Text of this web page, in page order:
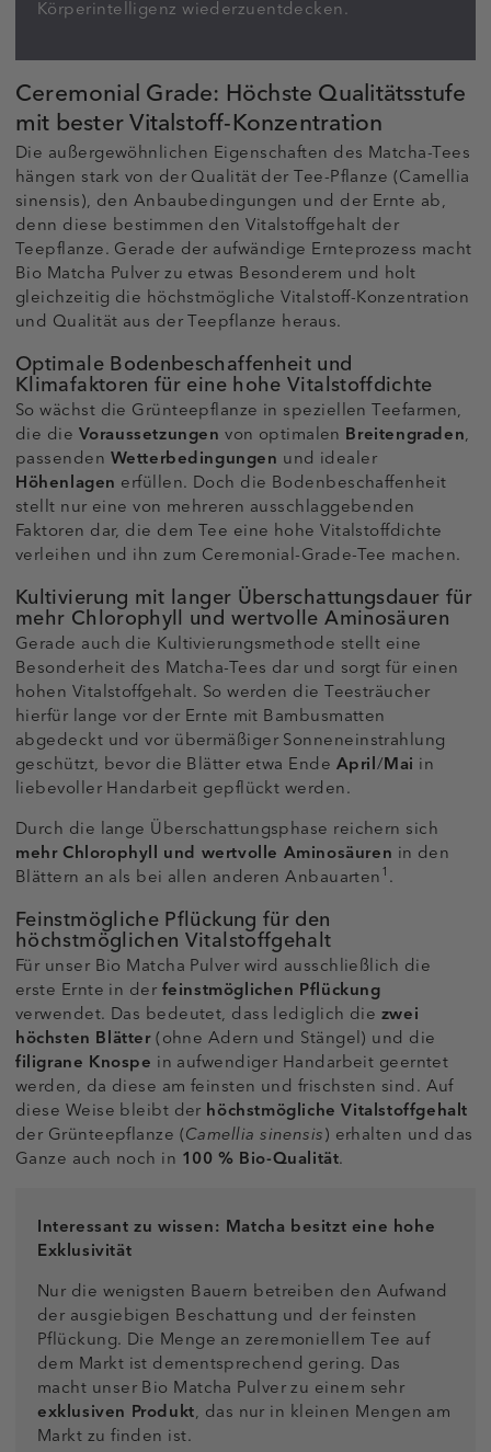
Körperintelligenz wiederzuentdecken.
Ceremonial Grade: Höchste Qualitätsstufe
mit bester Vitalstoff-Konzentration
Die außergewöhnlichen Eigenschaften des Matcha-Tees
hängen stark von der Qualität der Tee-Pflanze (Camellia
sinensis), den Anbaubedingungen und der Ernte ab,
denn diese bestimmen den Vitalstoffgehalt der
Teepflanze. Gerade der aufwändige Ernteprozess macht
Bio Matcha Pulver zu etwas Besonderem und holt
gleichzeitig die höchstmögliche Vitalstoff-Konzentration
und Qualität aus der Teepflanze heraus.
Optimale Bodenbeschaffenheit und
Klimafaktoren für eine hohe Vitalstoffdichte
So wächst die Grünteepflanze in speziellen Teefarmen,
die die Voraussetzungen von optimalen Breitengraden,
passenden Wetterbedingungen und idealer
Höhenlagen erfüllen. Doch die Bodenbeschaffenheit
stellt nur eine von mehreren ausschlaggebenden
Faktoren dar, die dem Tee eine hohe Vitalstoffdichte
verleihen und ihn zum Ceremonial-Grade-Tee machen.
Kultivierung mit langer Überschattungsdauer für
mehr Chlorophyll und wertvolle Aminosäuren
Gerade auch die Kultivierungsmethode stellt eine
Besonderheit des Matcha-Tees dar und sorgt für einen
hohen Vitalstoffgehalt. So werden die Teesträucher
hierfür lange vor der Ernte mit Bambusmatten
abgedeckt und vor übermäßiger Sonneneinstrahlung
geschützt, bevor die Blätter etwa Ende April/Mai in
liebevoller Handarbeit gepflückt werden.
Durch die lange Überschattungsphase reichern sich
mehr Chlorophyll und wertvolle Aminosäuren in den
Blättern an als bei allen anderen Anbauarten1 .
Feinstmögliche Pflückung für den
höchstmöglichen Vitalstoffgehalt
Für unser Bio Matcha Pulver wird ausschließlich die
erste Ernte in derfeinstmöglichen Pflückung
verwendet. Das bedeutet, dass lediglich die zwei
höchsten Blätter(ohne Adern und Stängel) und die
filigrane Knospe in aufwendiger Handarbeit geerntet
werden, da diese am feinsten und frischsten sind. Auf
diese Weise bleibt der höchstmögliche Vitalstoffgehalt
der Grünteepflanze (Camellia sinensis) erhalten und das
Ganze auch noch in 100 % Bio-Qualität.
Interessant zu wissen: Matcha besitzt eine hohe
Exklusivität
Nur die wenigsten Bauern betreiben den Aufwand
der ausgiebigen Beschattung und der feinsten
Pflückung. Die Menge an zeremoniellem Tee auf
dem Markt ist dementsprechend gering. Das
macht unser Bio Matcha Pulver zu einem sehr
exklusiven Produkt, das nur in kleinen Mengen am
Markt zu finden ist.